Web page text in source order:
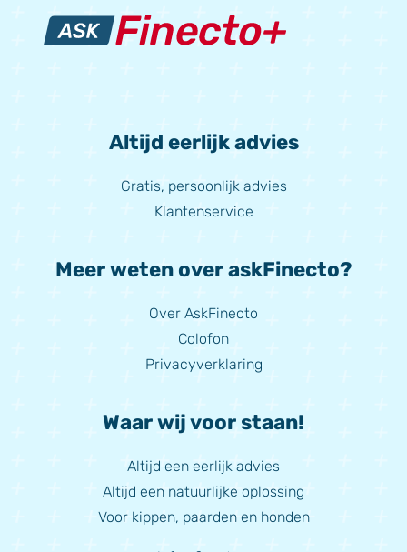
Altijd eerlijk advies
Gratis, persoonlijk advies
Klantenservice
Meer weten over askFinecto?
Over AskFinecto
Colofon
Privacyverklaring
Waar wij voor staan!
Altijd een eerlijk advies
Altijd een natuurlijke oplossing
Voor kippen, paarden en honden